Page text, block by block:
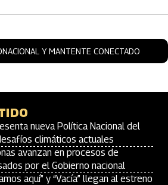
Y MANTENTE CONECTADO
nueva Política Nacional del
climáticos actuales
avanzan en procesos de
por el Gobierno nacional
aquí” y “Vacía” llegan al estreno